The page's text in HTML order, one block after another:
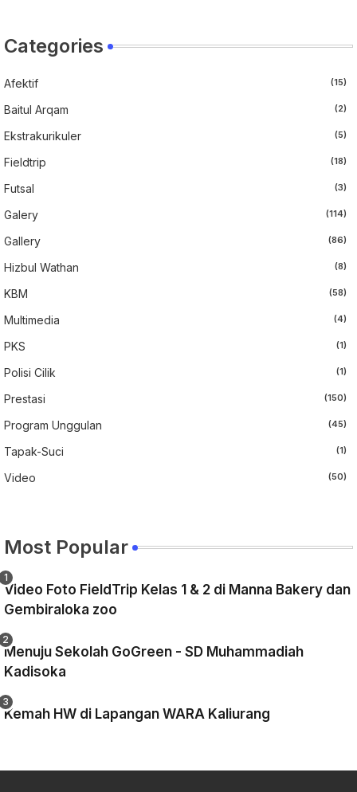
Categories
Afektif (15)
Baitul Arqam (2)
Ekstrakurikuler (5)
Fieldtrip (18)
Futsal (3)
Galery (114)
Gallery (86)
Hizbul Wathan (8)
KBM (58)
Multimedia (4)
PKS (1)
Polisi Cilik (1)
Prestasi (150)
Program Unggulan (45)
Tapak-Suci (1)
Video (50)
Most Popular
Video Foto FieldTrip Kelas 1 & 2 di Manna Bakery dan
Gembiraloka zoo
Menuju Sekolah GoGreen - SD Muhammadiah
Kadisoka
Kemah HW di Lapangan WARA Kaliurang